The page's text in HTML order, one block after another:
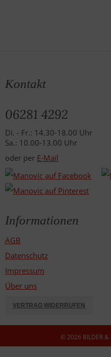
Kontakt
06281 4292
Di. - Fr.: 14.30-18.00 Uhr
Sa.: 10.00-13.00 Uhr
oder per E-Mail
Informationen
AGB
Datenschutz
Impressum
Über uns
VERTRAG WIDERRUFEN
© 2026 BILDER &